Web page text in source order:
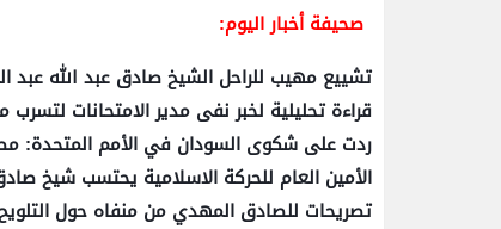
صحيفة أخبار اليوم:
تشييع مهيب للراحل الشيخ صادق عبد الله عبد
قراءة تحليلية لخبر نفى مدير الامتحانات لتسرب
ردت على شكوى السودان في الأمم المتحدة:
الأمين العام للحركة الاسلامية يحتسب شيخ
تصريحات للصادق المهدي من منفاه حول